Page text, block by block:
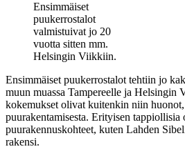
Ensimmäiset
puukerrostalot
valmistuivat jo 20
vuotta sitten mm.
Helsingin Viikkiin.
Ensimmäiset puukerrostalot tehtiin jo
muun muassa Tampereelle ja Helsingin
kokemukset olivat kuitenkin niin
puurakentamisesta. Erityisen
puurakennuskohteet, kuten Lahden
rakensi.